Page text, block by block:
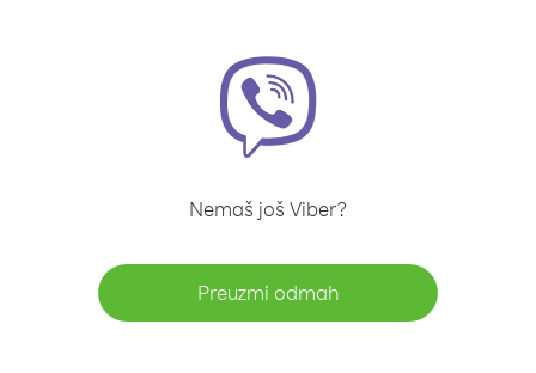
Nemaš još Viber?
Preuzmi odmah